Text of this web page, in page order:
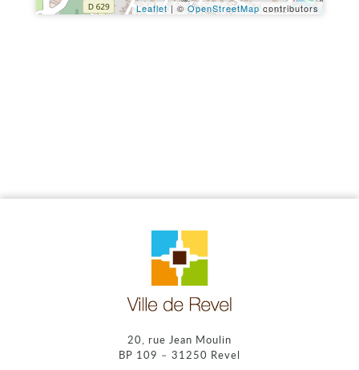
Leaflet | ©OpenStreetMap contributors
20, rue Jean Moulin
BP 109 – 31250 Revel